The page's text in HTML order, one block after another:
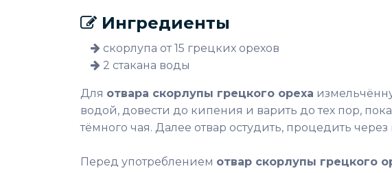
Ингредиенты
скорлупа от 15 грецких орехов
2 стакана воды
Для отвара скорлупы грецкого ореха
водой, довести до кипения и варить до тех пор,
тёмного чая. Далее отвар остудить, процедить
Перед употреблением отвар скорлупы грецкого